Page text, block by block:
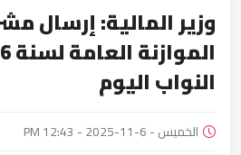
وزير المالية: إرسال
النواب اليوم
الخميس - 6-11-2025 - 12:43 PM